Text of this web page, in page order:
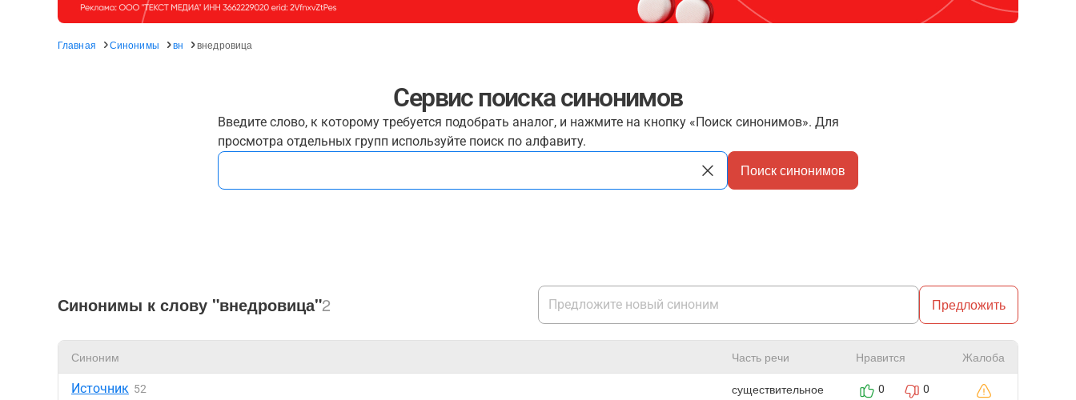
Главная Синонимы вн внедровица
Сервис поиска синонимов
Введите слово, к которому требуется подобрать аналог, и нажмите на кнопку «Поиск синонимов». Для
просмотра отдельных групп используйте поиск по алфавиту.
Поиск синонимов
Синонимы к слову "внедровица"2 Предложить
Синоним Часть речи Нравится Жалоба
Источник 52 существительное 0 0